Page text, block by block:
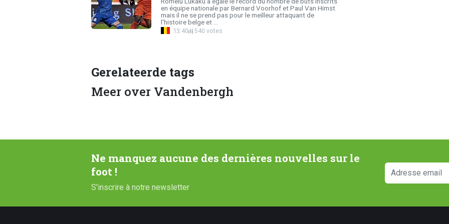
en équipe nationale par Bernard Voorhof et Paul Van Himst
mais il ne se prend pas pour le meilleur attaquant de
l'histoire belge et ...
13:40 540 votes
Gerelateerde tags
Meer over Vandenbergh
Ne manquez aucune des dernières nouvelles sur le
foot !
S'inscrire à notre newsletter